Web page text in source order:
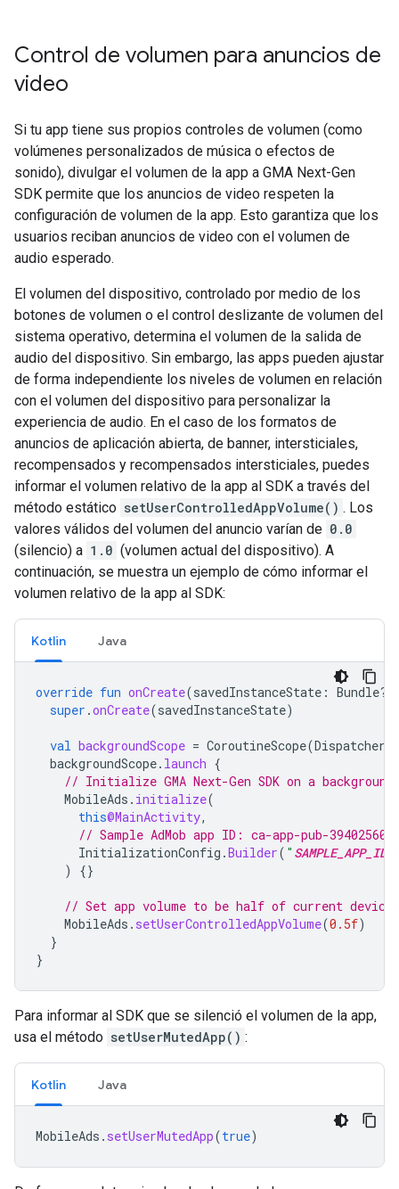
Control de volumen para anuncios de
video
Si tu app tiene sus propios controles de volumen (como
volúmenes personalizados de música o efectos de
sonido), divulgar el volumen de la app a GMA Next-Gen
SDK permite que los anuncios de video respeten la
configuración de volumen de la app. Esto garantiza que los
usuarios reciban anuncios de video con el volumen de
audio esperado.
El volumen del dispositivo, controlado por medio de los
botones de volumen o el control deslizante de volumen del
sistema operativo, determina el volumen de la salida de
audio del dispositivo. Sin embargo, las apps pueden ajustar
de forma independiente los niveles de volumen en relación
con el volumen del dispositivo para personalizar la
experiencia de audio. En el caso de los formatos de
anuncios de aplicación abierta, de banner, intersticiales,
recompensados y recompensados intersticiales, puedes
informar el volumen relativo de la app al SDK a través del
método estático setUserControlledAppVolume() . Los
valores válidos del volumen del anuncio varían de 0.0
(silencio) a 1.0 (volumen actual del dispositivo). A
continuación, se muestra un ejemplo de cómo informar el
volumen relativo de la app al SDK:
Kotlin Java
override fun onCreate(savedInstanceState : Bundle?)
super .onCreate(savedInstanceState)
val backgroundScope = CoroutineScope(Dispatchers
backgroundScope. launch {
// Initialize GMA Next-Gen SDK on a
MobileAds . initialize(
this@MainActivity,
// Sample AdMob app ID: ca-app-pub-
InitializationConfig .Builder( " SAMPLE_APP_ID
)
{}
// Set app volume to be half of current device
MobileAds . setUserControlledAppVolume(0.5f)
}
}
Para informar al SDK que se silenció el volumen de la app,
usa el método setUserMutedApp() :
Kotlin Java
MobileAds . setUserMutedApp(true)